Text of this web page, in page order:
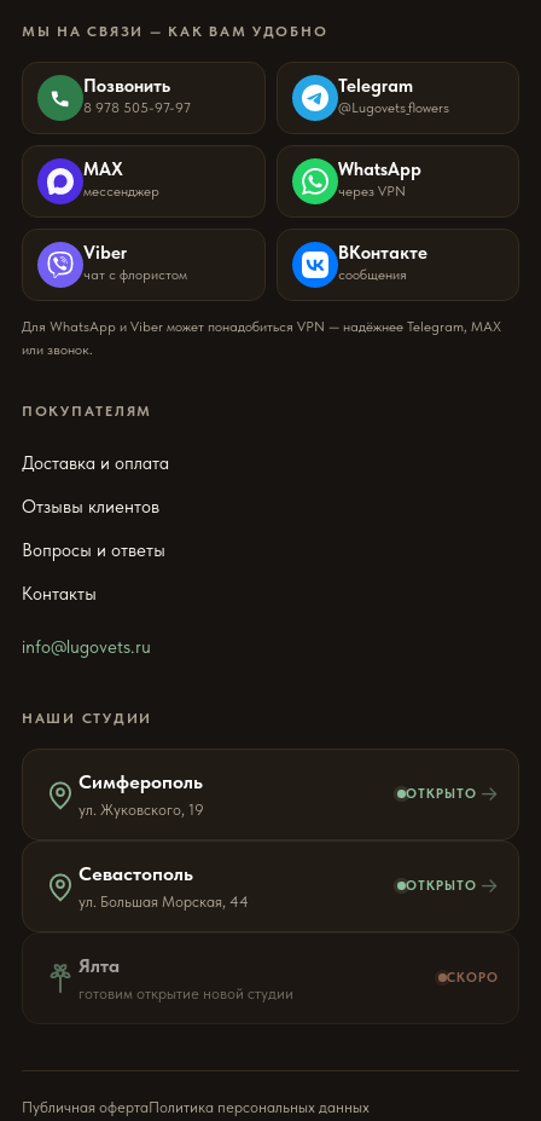
МЫ НА СВЯЗИ — КАК ВАМ УДОБНО
Позвонить
8 978 505-97-97
Telegram
@Lugovets_flowers
MAX
мессенджер
WhatsApp
через VPN
Viber
чат с флористом
ВКонтакте
сообщения
Для WhatsApp и Viber может понадобиться VPN — надёжнее Telegram, MAX
или звонок.
ПОКУПАТЕЛЯМ
Доставка и оплата
Отзывы клиентов
Вопросы и ответы
Контакты
info@lugovets.ru
НАШИ СТУДИИ
Симферополь
ул. Жуковского, 19
ОТКРЫТО →
Севастополь
ул. Большая Морская, 44
ОТКРЫТО →
Ялта
готовим открытие новой студии
СКОРО
Публичная офертаПолитика персональных данных